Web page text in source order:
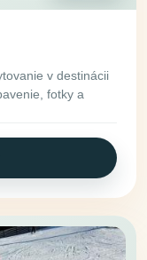
v destinácii
fotky a